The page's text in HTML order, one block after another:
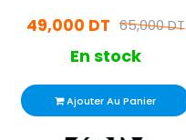
65,000 DT
49,000 DT
En stock
Ajouter Au Panier